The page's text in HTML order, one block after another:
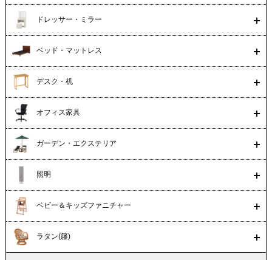
ドレッサー・ミラー
ベッド・マットレス
デスク・机
オフィス家具
ガーデン・エクステリア
照明
ベビー＆キッズファニチャー
ラタン(籐)